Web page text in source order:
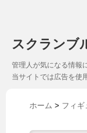
スクランブ
管理人が気になる情報
当サイトでは広告を使
ホーム > フィギ